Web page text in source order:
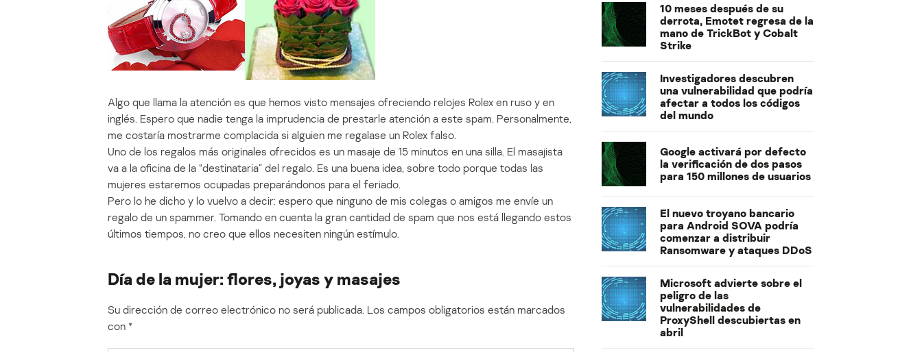
Algo que llama la atención es que hemos visto mensajes ofreciendo relojes Rolex en ruso y en
inglés. Espero que nadie tenga la imprudencia de prestarle atención a este spam. Personalmente,
me costaría mostrarme complacida si alguien me regalase un Rolex falso.
Uno de los regalos más originales ofrecidos es un masaje de 15 minutos en una silla. El masajista
va a la oficina de la “destinataria” del regalo. Es una buena idea, sobre todo porque todas las
mujeres estaremos ocupadas preparándonos para el feriado.
Pero lo he dicho y lo vuelvo a decir: espero que ninguno de mis colegas o amigos me envíe un
regalo de un spammer. Tomando en cuenta la gran cantidad de spam que nos está llegando estos
últimos tiempos, no creo que ellos necesiten ningún estímulo.
Día de la mujer: flores, joyas y masajes
Su dirección de correo electrónico no será publicada. Los campos obligatorios están marcados
con *
10 meses después de su
derrota, Emotet regresa de la
mano de TrickBot y Cobalt
Strike
Investigadores descubren
una vulnerabilidad que podría
afectar a todos los códigos
del mundo
Google activará por defecto
la verificación de dos pasos
para 150 millones de usuarios
El nuevo troyano bancario
para Android SOVA podría
comenzar a distribuir
Ransomware y ataques DDoS
Microsoft advierte sobre el
peligro de las
vulnerabilidades de
ProxyShell descubiertas en
abril